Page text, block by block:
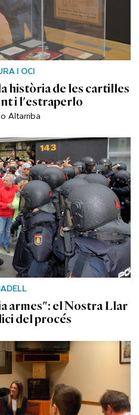
I OCI
història de les cartilles
i l'estraperlo
Altarriba
armes": el Nostra Llar
del procés